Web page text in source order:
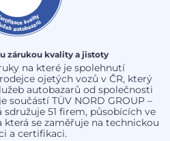
zárukou kvality a jistoty
na které je spolehnutí
ojetých vozů v ČR, který
autobazarů od společnosti
součástí TÜV NORD GROUP –
51 firem, působících ve
která se zaměřuje na technickou
a certifikaci.